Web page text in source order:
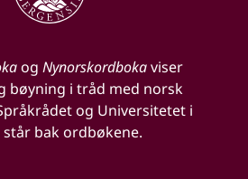
og Nynorskordbokaviser
bøyning i tråd med norsk
og Universitetet i
står bak ordbøkene.